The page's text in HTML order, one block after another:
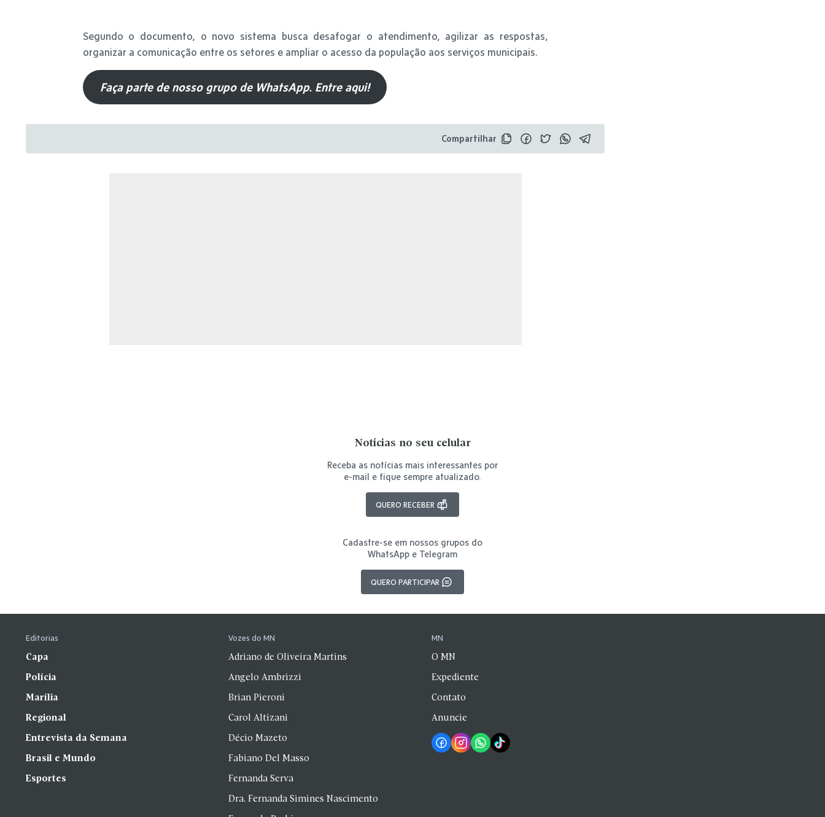
Segundo o documento, o novo sistema busca desafogar o atendimento, agilizar as respostas,
organizar a comunicação entre os setores e ampliar o acesso da população aos serviços municipais.
Faça parte de nosso grupo de WhatsApp. Entre aqui!
Compartilhar
Notícias no seu celular
Receba as notícias mais interessantes por
e-mail e fique sempre atualizado.
QUERO RECEBER
Cadastre-se em nossos grupos do
WhatsApp e Telegram
QUERO PARTICIPAR
Editorias
Capa
Polícia
Marília
Regional
Entrevista da Semana
Brasil e Mundo
Esportes
Vozes do MN
Adriano de Oliveira Martins
Angelo Ambrizzi
Brian Pieroni
Carol Altizani
Décio Mazeto
Fabiano Del Masso
Fernanda Serva
Dra. Fernanda Simines Nascimento
MN
O MN
Expediente
Contato
Anuncie